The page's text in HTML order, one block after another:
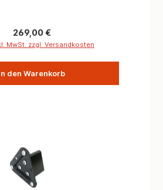
Doppelkanisterhalterung wiegt
ca. 60% leichter als andere
Aluminium Oberfläche UV
Regulärer Preis:
269,00 €
MwSt. zzgl. Versandkosten
den Warenkorb